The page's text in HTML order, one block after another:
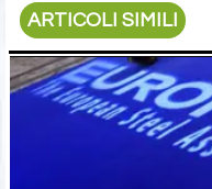
ARTICOLI SIMILI